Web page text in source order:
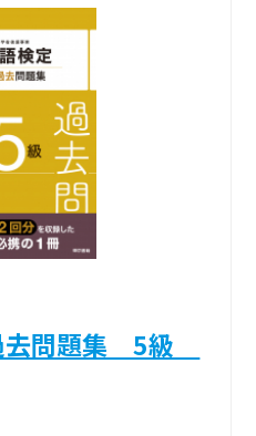
去問題集 5級